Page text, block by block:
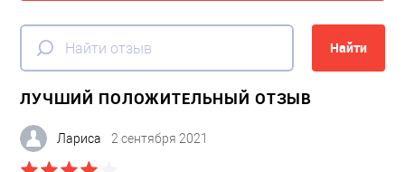
Найти
ЛУЧШИЙ ПОЛОЖИТЕЛЬНЫЙ ОТЗЫВ
Лариса 2 сентября 2021